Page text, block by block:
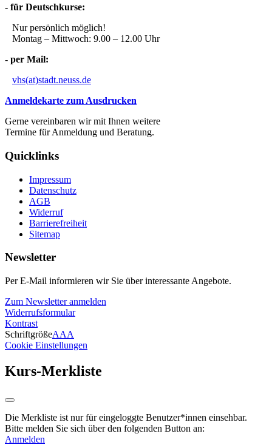
- für Deutschkurse:
Nur persönlich möglich!
Montag – Mittwoch: 9.00 – 12.00 Uhr
- per Mail:
vhs(at)stadt.neuss.de
Anmeldekarte zum Ausdrucken
Gerne vereinbaren wir mit Ihnen weitere
Termine für Anmeldung und Beratung.
Quicklinks
Impressum
Datenschutz
AGB
Widerruf
Barrierefreiheit
Sitemap
Newsletter
Per E-Mail informieren wir Sie über interessante Angebote.
Zum Newsletter anmelden
Widerrufsformular
Kontrast
SchriftgrößeAAA
Cookie Einstellungen
Kurs-Merkliste
Die Merkliste ist nur für eingeloggte Benutzer*innen einsehbar.
Bitte melden Sie sich über den folgenden Button an:
Anmelden